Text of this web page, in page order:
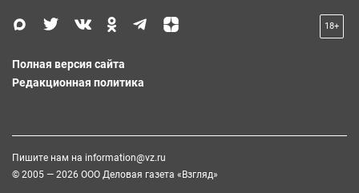
18+
Полная версия сайта
Редакционная политика
Пишите нам на information@vz.ru
© 2005 — 2026 ООО Деловая газета «Взгляд»